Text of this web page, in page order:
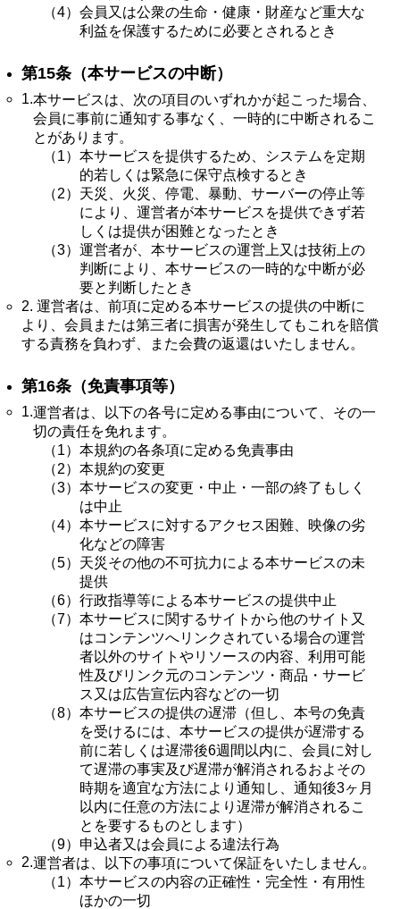
（4） 会員又は公衆の生命・健康・財産など重大な
利益を保護するために必要とされるとき
第15条（本サービスの中断）
1.本サービスは、次の項目のいずれかが起こった場合、
会員に事前に通知する事なく、一時的に中断されるこ
とがあります。
（1） 本サービスを提供するため、システムを定期
的若しくは緊急に保守点検するとき
（2） 天災、火災、停電、暴動、サーバーの停止等
により、運営者が本サービスを提供できず若
しくは提供が困難となったとき
（3） 運営者が、本サービスの運営上又は技術上の
判断により、本サービスの一時的な中断が必
要と判断したとき
2. 運営者は、前項に定める本サービスの提供の中断に
より、会員または第三者に損害が発生してもこれを賠償
する責務を負わず、また会費の返還はいたしません。
第16条（免責事項等）
1.運営者は、以下の各号に定める事由について、その一
切の責任を免れます。
（1） 本規約の各条項に定める免責事由
（2） 本規約の変更
（3） 本サービスの変更・中止・一部の終了もしく
は中止
（4） 本サービスに対するアクセス困難、映像の劣
化などの障害
（5） 天災その他の不可抗力による本サービスの未
提供
（6） 行政指導等による本サービスの提供中止
（7） 本サービスに関するサイトから他のサイト又
はコンテンツへリンクされている場合の運営
者以外のサイトやリソースの内容、利用可能
性及びリンク元のコンテンツ・商品・サービ
ス又は広告宣伝内容などの一切
（8） 本サービスの提供の遅滞（但し、本号の免責
を受けるには、本サービスの提供が遅滞する
前に若しくは遅滞後6週間以内に、会員に対し
て遅滞の事実及び遅滞が解消されるおよその
時期を適宜な方法により通知し、通知後3ヶ月
以内に任意の方法により遅滞が解消されるこ
とを要するものとします）
（9） 申込者又は会員による違法行為
2.運営者は、以下の事項について保証をいたしません。
（1） 本サービスの内容の正確性・完全性・有用性
ほかの一切